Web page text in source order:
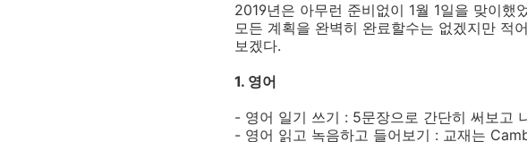
2019년은 아무런 준비없이 1월 1일을 맞이했
모든 계획을 완벽히 완료할수는 없겠지만 적
보겠다.
1. 영어
- 영어 일기 쓰기 : 5문장으로 간단히 써보고
- 영어 읽고 녹음하고 들어보기 : 교재는